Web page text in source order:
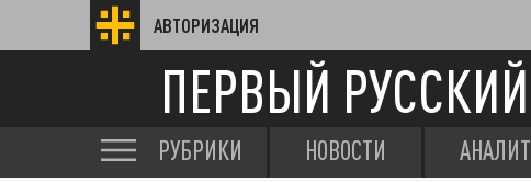
АВТОРИЗАЦИЯ
ПЕРВЫЙ РУССКИЙ
РУБРИКИ НОВОСТИ